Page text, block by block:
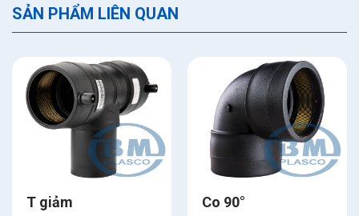
SẢN PHẨM LIÊN QUAN
T giảm Co 90°